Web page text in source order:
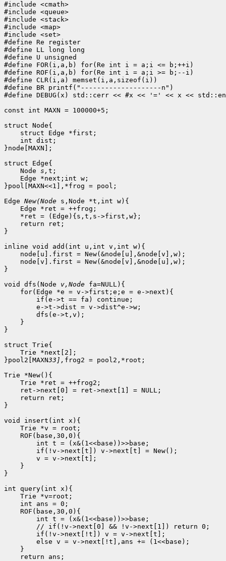
#include <cmath>
#include <queue>
#include <stack>
#include <map>
#include <set>
#define Re register
#define LL long long
#define U unsigned
#define FOR(i,a,b) for(Re int i = a;i <= b;++i)
#define ROF(i,a,b) for(Re int i = a;i >= b;--i)
#define CLR(i,a) memset(i,a,sizeof(i))
#define BR printf("--------------------n")
#define DEBUG(x) std::cerr << #x << '=' << x <<
const int MAXN = 100000+5;
struct Node{
    struct Edge *first;
    int dist;
}node[MAXN];
struct Edge{
    Node
s, t;
    Edge *next;int w;
}pool[MAXN<<1],*frog = pool;
Edge New(Node s,Node *t,int w){
    Edge *ret = ++frog;
    *ret = (Edge){s,t,s->first,w};
    return ret;
}
inline void add(int u,int v,int w){
    node[u].first = New(&node[u],&node[v],w);
    node[v].first = New(&node[v],&node[u],w);
}
void dfs(Node v,Node fa=NULL){
    for(Edge *e = v->first;e;e = e->next){
        if(e->t == fa) continue;
        e->t->dist = v->dist^e->w;
        dfs(e->t,v);
    }
}
struct Trie{
    Trie *next[2];
}pool2[MAXN33], frog2 = pool2,*root;
Trie *New(){
    Trie *ret = ++frog2;
    ret->next[0] = ret->next[1] = NULL;
    return ret;
}
void insert(int x){
    Trie *v = root;
    ROF(base,30,0){
        int t = (x&(1<<base))>>base;
        if(!v->next[t]) v->next[t] = New();
        v = v->next[t];
    }
}
int query(int x){
    Trie *v=root;
    int ans = 0;
    ROF(base,30,0){
        int t = (x&(1<<base))>>base;
        // if(!v->next[0] && !v->next[1]) return 0;
        if(!v->next[!t]) v = v->next[t];
        else v = v->next[!t],ans += (1<<base);
    }
    return ans;